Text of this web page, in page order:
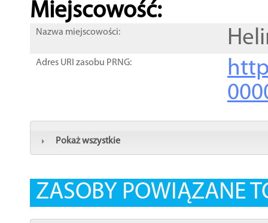
Miejscowość:
Nazwa miejscowości:
Adres URI zasobu PRNG:
Pokaż wszystkie
ZASOBY POWIĄZANE